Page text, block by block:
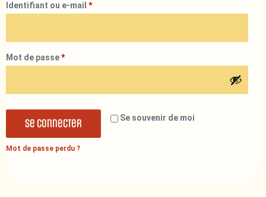
Identifiant ou e-mail *
Mot de passe*
Se souvenir de moi
Se connecter
Mot de passe perdu ?